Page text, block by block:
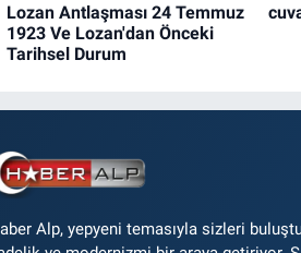
Lozan Antlaşması 24 Temmuz
1923 Ve Lozan'dan Önceki
Tarihsel Durum
Alp, yepyeni temasıyla sizleri